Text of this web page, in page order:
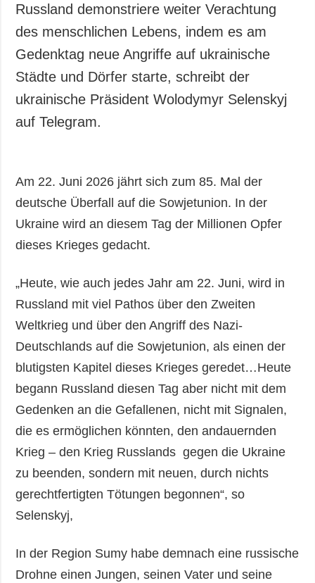
Russland demonstriere weiter Verachtung
des menschlichen Lebens, indem es am
Gedenktag neue Angriffe auf ukrainische
Städte und Dörfer starte, schreibt der
ukrainische Präsident Wolodymyr Selenskyj
auf Telegram.
Am 22. Juni 2026 jährt sich zum 85. Mal der
deutsche Überfall auf die Sowjetunion. In der
Ukraine wird an diesem Tag der Millionen Opfer
dieses Krieges gedacht.
„Heute, wie auch jedes Jahr am 22. Juni, wird in
Russland mit viel Pathos über den Zweiten
Weltkrieg und über den Angriff des Nazi-
Deutschlands auf die Sowjetunion, als einen der
blutigsten Kapitel dieses Krieges geredet…Heute
begann Russland diesen Tag aber nicht mit dem
Gedenken an die Gefallenen, nicht mit Signalen,
die es ermöglichen könnten, den andauernden
Krieg – den Krieg Russlands gegen die Ukraine
zu beenden, sondern mit neuen, durch nichts
gerechtfertigten Tötungen begonnen“, so
Selenskyj,
In der Region Sumy habe demnach eine russische
Drohne einen Jungen, seinen Vater und seine